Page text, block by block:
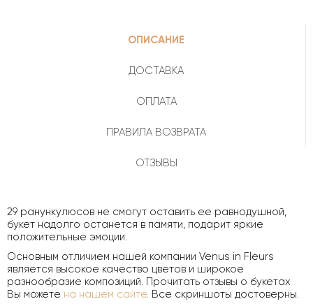
ОПИСАНИЕ
ДОСТАВКА
ОПЛАТА
ПРАВИЛА ВОЗВРАТА
ОТЗЫВЫ
29 ранункулюсов не смогут оставить ее равнодушной,
букет надолго останется в памяти, подарит яркие
положительные эмоции.
Основным отличием нашей компании Venus in Fleurs
является высокое качество цветов и широкое
разнообразие композиций. Прочитать отзывы о букетах
Вы можете на нашем сайте. Все скриншоты достоверны.